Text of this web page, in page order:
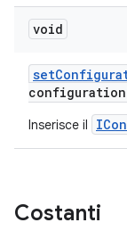
void
set
Inserisce il
Costanti